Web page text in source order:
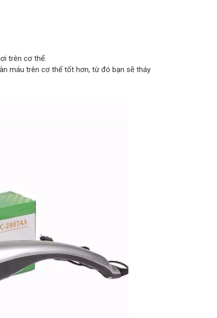
trên cơ thể.
máu trên cơ thể tốt hơn, từ đó bạn sẽ tháy